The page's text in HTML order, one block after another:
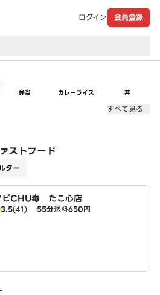
ログイン 会員登録
弁当 カレーライス 丼
すべて見る
ストフード
ター
ピCHU毒 たこ心店
3.5(41) 55分送料650円